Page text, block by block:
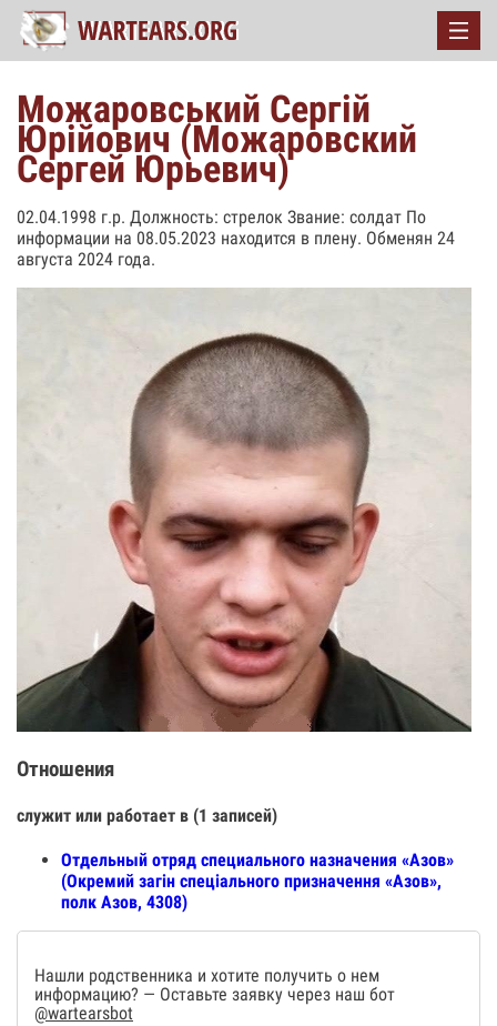
Можаровський Сергій
Юрійович (Можаровский
Сергей Юрьевич)
02.04.1998 г.р. Должность: стрелок Звание: солдат По
информации на 08.05.2023 находится в плену. Обменян 24
августа 2024 года.
Отношения
служит или работает в (1 записей)
Отдельный отряд специального назначения «Азов»
(Окремий загін спеціального призначення «Азов»,
полк Азов, 4308)
Нашли родственника и хотите получить о нем
информацию? — Оставьте заявку через наш бот
@wartearsbot